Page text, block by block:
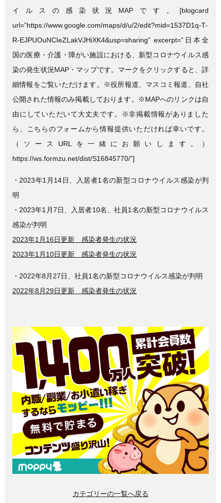
イルスの感染状況MAPです。[blogcard
url=”https://www.google.com/maps/d/u/2/edit?mid=1537D1q-T-
R-EJPUOuNCIeZLakVJHiXK4&usp=sharing” excerpt=”日本全
国の医療・介護・障がい施設における、新型コロナウイルス感
染の発生状況MAP・マップです。マークをクリックすると、詳
細情報をご覧いただけます。※役所報道、マスコミ報道、自社
公開された情報のみ掲載しております。※MAPへのリンクは自
由にしていただいて大丈夫です。※非掲載情報がありました
ら、こちらのフォームから情報提供いただければ幸いです。
（ソースURLを一緒にお願いします。）
https://ws.formzu.net/dist/S16845770/”]
・2023年1月14日、入居者1名の新型コロナウイルス感染が判
明
・2023年1月7日、入居者10名、社員1名の新型コロナウイルス
感染が判明
2023年1月16日更新 感染者発生の状況
2023年1月10日更新 感染者発生の状況
・2022年8月27日、社員1名の新型コロナウイルス感染が判明
2022年8月29日更新 感染者発生の状況
カテゴリーの一覧へ戻る